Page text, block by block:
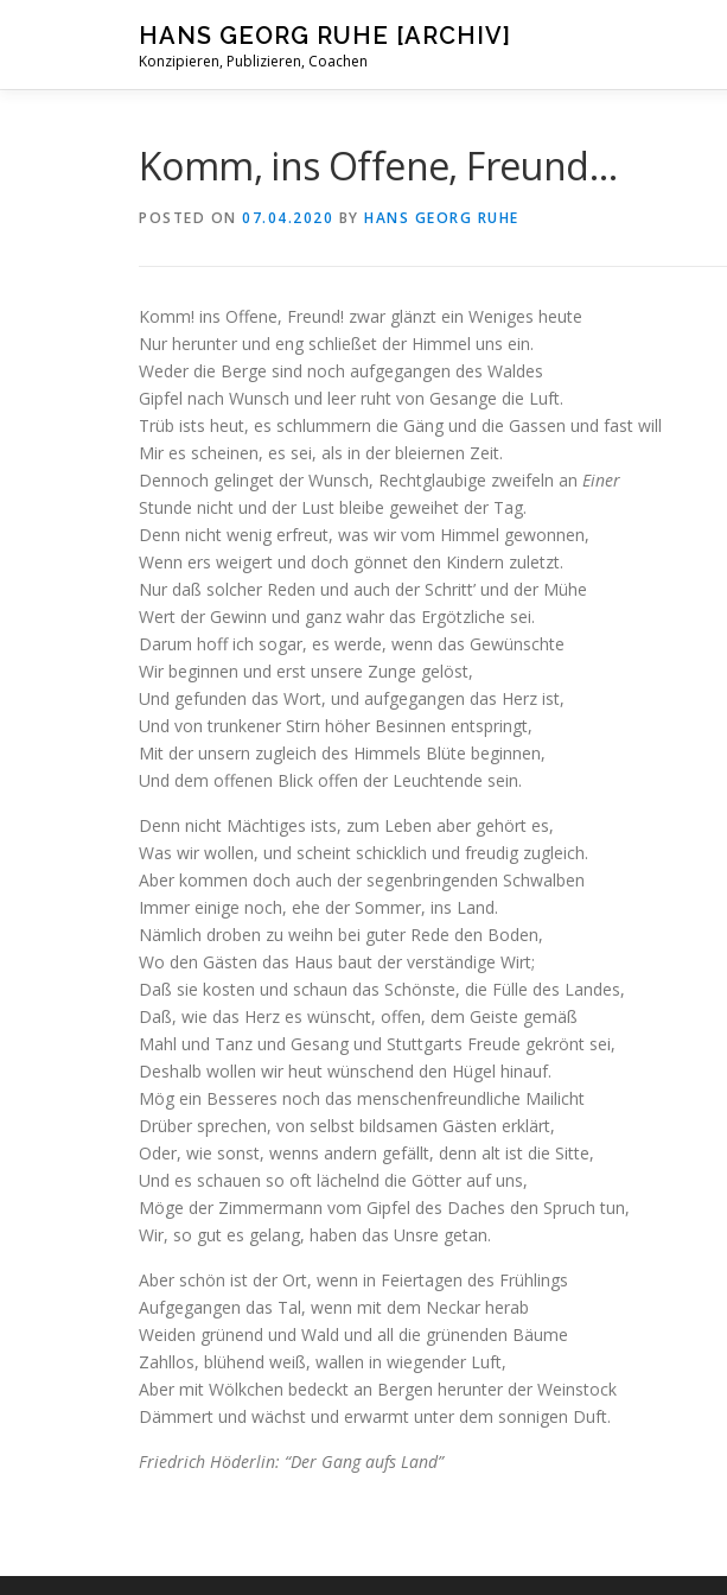
HANS GEORG RUHE [ARCHIV]
Konzipieren, Publizieren, Coachen
Komm, ins Offene, Freund…
POSTED ON 07.04.2020 BY HANS GEORG RUHE
Komm! ins Offene, Freund! zwar glänzt ein Weniges heute
Nur herunter und eng schließet der Himmel uns ein.
Weder die Berge sind noch aufgegangen des Waldes
Gipfel nach Wunsch und leer ruht von Gesange die Luft.
Trüb ists heut, es schlummern die Gäng und die Gassen und fast will
Mir es scheinen, es sei, als in der bleiernen Zeit.
Dennoch gelinget der Wunsch, Rechtglaubige zweifeln an Einer
Stunde nicht und der Lust bleibe geweihet der Tag.
Denn nicht wenig erfreut, was wir vom Himmel gewonnen,
Wenn ers weigert und doch gönnet den Kindern zuletzt.
Nur daß solcher Reden und auch der Schritt’ und der Mühe
Wert der Gewinn und ganz wahr das Ergötzliche sei.
Darum hoff ich sogar, es werde, wenn das Gewünschte
Wir beginnen und erst unsere Zunge gelöst,
Und gefunden das Wort, und aufgegangen das Herz ist,
Und von trunkener Stirn höher Besinnen entspringt,
Mit der unsern zugleich des Himmels Blüte beginnen,
Und dem offenen Blick offen der Leuchtende sein.
Denn nicht Mächtiges ists, zum Leben aber gehört es,
Was wir wollen, und scheint schicklich und freudig zugleich.
Aber kommen doch auch der segenbringenden Schwalben
Immer einige noch, ehe der Sommer, ins Land.
Nämlich droben zu weihn bei guter Rede den Boden,
Wo den Gästen das Haus baut der verständige Wirt;
Daß sie kosten und schaun das Schönste, die Fülle des Landes,
Daß, wie das Herz es wünscht, offen, dem Geiste gemäß
Mahl und Tanz und Gesang und Stuttgarts Freude gekrönt sei,
Deshalb wollen wir heut wünschend den Hügel hinauf.
Mög ein Besseres noch das menschenfreundliche Mailicht
Drüber sprechen, von selbst bildsamen Gästen erklärt,
Oder, wie sonst, wenns andern gefällt, denn alt ist die Sitte,
Und es schauen so oft lächelnd die Götter auf uns,
Möge der Zimmermann vom Gipfel des Daches den Spruch tun,
Wir, so gut es gelang, haben das Unsre getan.
Aber schön ist der Ort, wenn in Feiertagen des Frühlings
Aufgegangen das Tal, wenn mit dem Neckar herab
Weiden grünend und Wald und all die grünenden Bäume
Zahllos, blühend weiß, wallen in wiegender Luft,
Aber mit Wölkchen bedeckt an Bergen herunter der Weinstock
Dämmert und wächst und erwarmt unter dem sonnigen Duft.
Friedrich Höderlin: “Der Gang aufs Land”